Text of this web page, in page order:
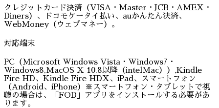
クレジットカード決済（VISA・Master・JCB・AMEX・
Diners）、ドコモケータイ払い、auかんたん決済、
WebMoney（ウェブマネー）。
対応端末
PC（Microsoft Windows Vista・Windows7・
Windows8,MacOS X 10.8以降（intelMac））,Kindle
Fire HD、Kindle Fire HDX、iPad、スマートフォン
（Android、iPhone）※スマートフォン・タブレットで視
聴の場合は、「FOD」アプリをインストールする必要があ
ります。